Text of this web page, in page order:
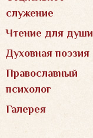
служение
Чтение для души
Духовная поэзия
Православный
психолог
Галерея